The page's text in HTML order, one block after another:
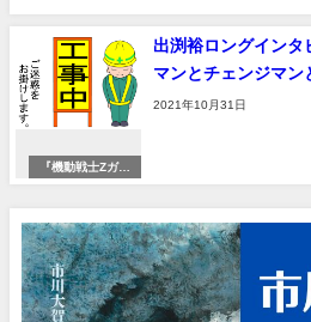
『機動戦士Zガン
ダム』
出渕裕ロングイン
マンとチェンジマン
2021年10月31日